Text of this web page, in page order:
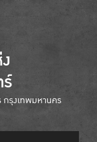
กรุงเทพมหานคร